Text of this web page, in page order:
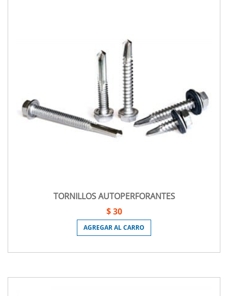
TORNILLOS AUTOPERFORANTES
$ 30
AGREGAR AL CARRO